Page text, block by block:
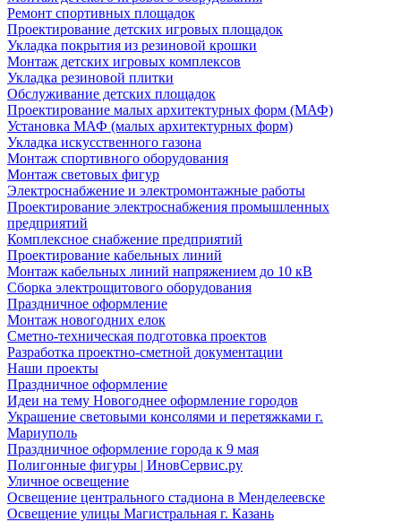
Ремонт спортивных площадок
Проектирование детских игровых площадок
Укладка покрытия из резиновой крошки
Монтаж детских игровых комплексов
Укладка резиновой плитки
Обслуживание детских площадок
Проектирование малых архитектурных форм (МАФ)
Установка МАФ (малых архитектурных форм)
Укладка искусственного газона
Монтаж спортивного оборудования
Монтаж световых фигур
Электроснабжение и электромонтажные работы
Проектирование электроснабжения промышленных
предприятий
Комплексное снабжение предприятий
Проектирование кабельных линий
Монтаж кабельных линий напряжением до 10 кВ
Сборка электрощитового оборудования
Праздничное оформление
Монтаж новогодних елок
Сметно-техническая подготовка проектов
Разработка проектно-сметной документации
Наши проекты
Праздничное оформление
Идеи на тему Новогоднее оформление городов
Украшение световыми консолями и перетяжками г.
Мариуполь
Праздничное оформление города к 9 мая
Полигонные фигуры | ИновСервис.ру
Уличное освещение
Освещение центрального стадиона в Менделеевске
Освещение улицы Магистральная г. Казань